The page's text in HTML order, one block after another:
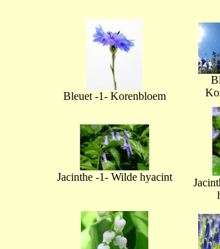
Bleuet -1- Korenbloem
Jacinthe -1- Wilde hyacint